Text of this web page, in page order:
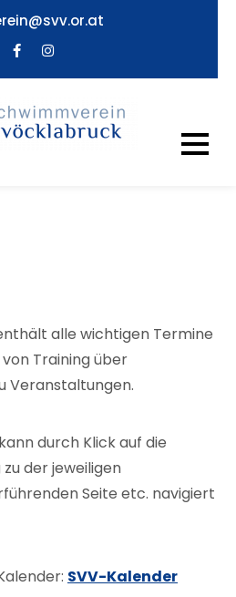
alle wichtigen Termine
Training über
Veranstaltungen.
durch Klick auf die
der jeweiligen
Seite etc. navigiert
SVV-Kalender